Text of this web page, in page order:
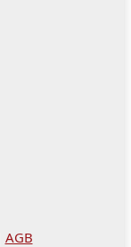
AGB